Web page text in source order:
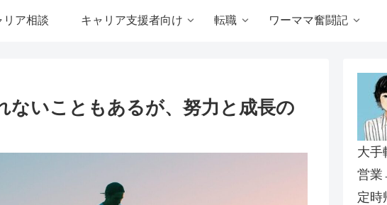
リア相談 キャリア支援者向け 転職 ワーママ奮闘記
ないこともあるが、努力と成長の
大手
営業
定時